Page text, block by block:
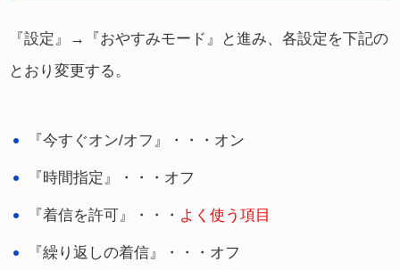
『設定』→『おやすみモード』と進み、各設定を下記の
とおり変更する。
『今すぐオン/オフ』・・・オン
『時間指定』・・・オフ
『着信を許可』・・・ よく使う項目
『繰り返しの着信』・・・オフ